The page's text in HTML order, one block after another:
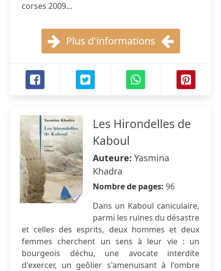
corses 2009...
Plus d'informations
Les Hirondelles de
Kaboul
Auteure: Yasmina
Khadra
Nombre de pages: 96
Dans un Kaboul caniculaire,
parmi les ruines du désastre
et celles des esprits, deux hommes et deux
femmes cherchent un sens à leur vie : un
bourgeois déchu, une avocate interdite
d'exercer, un geôlier s'amenuisant à l'ombre